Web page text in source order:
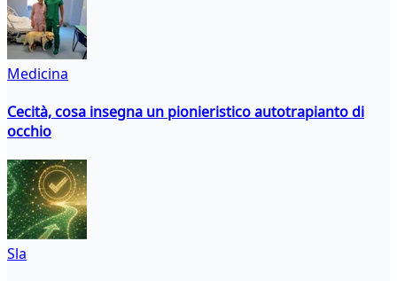
Medicina
Cecità, cosa insegna un pionieristico autotrapianto di
occhio
Sla